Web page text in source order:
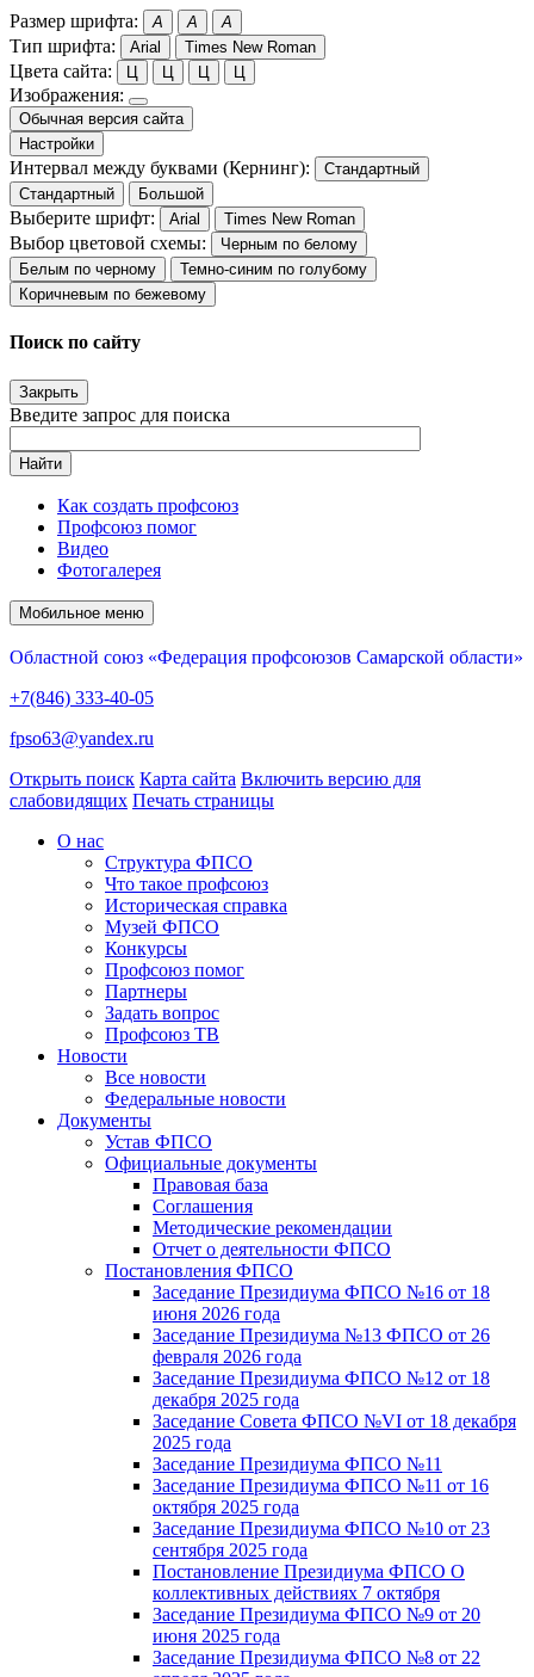
Размер шрифта: A A A
Тип шрифта: Arial Times New Roman
Цвета сайта: Ц Ц Ц Ц
Изображения:
Обычная версия сайта
Настройки
Интервал между буквами (Кернинг):
Стандартный
Стандартный
Большой
Выберите шрифт: Arial Times New Roman
Выбор цветовой схемы:
Черным по белому
Белым по черному
Темно-синим по голубому
Коричневым по бежевому
Поиск по сайту
Закрыть
Введите запрос для поиска
Найти
Как создать профсоюз
Профсоюз помог
Видео
Фотогалерея
Мобильное меню
Областной союз «Федерация профсоюзов Самарской области»
+7(846) 333-40-05
fpso63@yandex.ru
Открыть поиск Карта сайта Включить версию для
слабовидящих Печать страницы
О нас
Структура ФПСО
Что такое профсоюз
Историческая справка
Музей ФПСО
Конкурсы
Профсоюз помог
Партнеры
Задать вопрос
Профсоюз ТВ
Новости
Все новости
Федеральные новости
Документы
Устав ФПСО
Официальные документы
Правовая база
Соглашения
Методические рекомендации
Отчет о деятельности ФПСО
Постановления ФПСО
Заседание Президиума ФПСО №16 от 18
июня 2026 года
Заседание Президиума №13 ФПСО от 26
февраля 2026 года
Заседание Президиума ФПСО №12 от 18
декабря 2025 года
Заседание Совета ФПСО №VI от 18 декабря
2025 года
Заседание Президиума ФПСО №11
Заседание Президиума ФПСО №11 от 16
октября 2025 года
Заседание Президиума ФПСО №10 от 23
сентября 2025 года
Постановление Президиума ФПСО О
коллективных действиях 7 октября
Заседание Президиума ФПСО №9 от 20
июня 2025 года
Заседание Президиума ФПСО №8 от 22